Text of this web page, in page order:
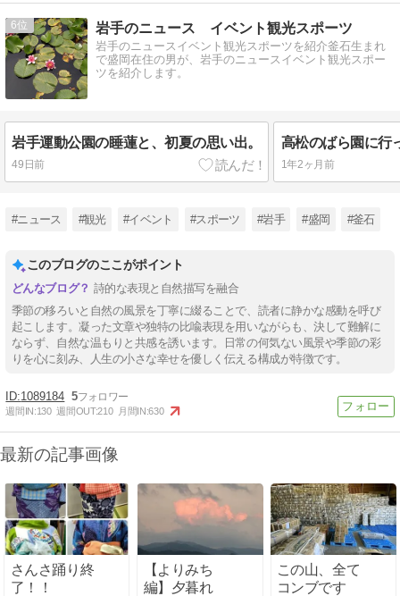
6 岩手のニュース イベント観光スポーツ
岩手のニュースイベント観光スポーツを紹介釜石生まれ
で盛岡在住の男が、岩手のニュースイベント観光スポー
ツを紹介します。
岩手運動公園の睡蓮と、初夏の思い出。
49日前 1年2ヶ月前
#ニュース #観光 #イベント #スポーツ #岩手 #盛岡 #釜石
このブログのここがポイント
詩的な表現と自然描写を融合
季節の移ろいと自然の風景を丁寧に綴ることで、読者に静かな感動を呼び
起こします。凝った文章や独特の比喩表現を用いながらも、決して難解に
ならず、自然な温もりと共感を誘います。日常の何気ない風景や季節の彩
りを心に刻み、人生の小さな幸せを優しく伝える構成が特徴です。
1089184 5
週間IN:130 週間OUT:210 月間IN:630
最新の記事画像
さんさ踊り終
了！！
【よりみち
編】夕暮れ
この山、全て
コンブです